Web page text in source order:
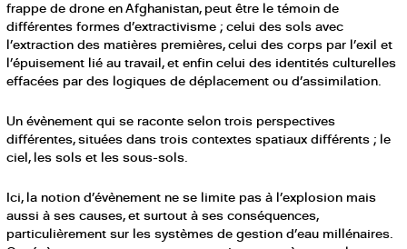
frappe de drone en Afghanistan, peut être le témoin de
différentes formes d’extractivisme ; celui des sols avec
l’extraction des matières premières, celui des corps par l’exil et
l’épuisement lié au travail, et enfin celui des identités culturelles
effacées par des logiques de déplacement ou d’assimilation.
Un évènement qui se raconte selon trois perspectives
différentes, situées dans trois contextes spatiaux différents ; le
ciel, les sols et les sous-sols.
Ici, la notion d’évènement ne se limite pas à l’explosion mais
aussi à ses causes, et surtout à ses conséquences,
particulièrement sur les systèmes de gestion d’eau millénaires.